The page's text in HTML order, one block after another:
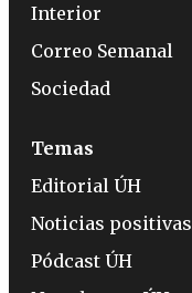
Interior
Correo Semanal
Sociedad
Temas
Editorial ÚH
Noticias positivas
Pódcast ÚH